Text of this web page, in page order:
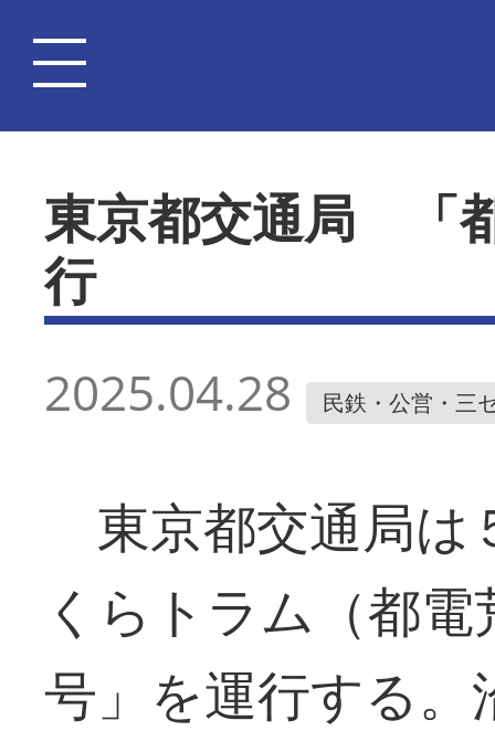
東京都交通局 「
行
2025.04.28 民鉄・公営・三
東京都交通局は
くらトラム（都
号」を運行する